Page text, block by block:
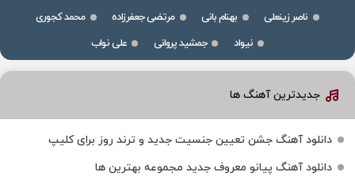
ناصر زینعلی
بهنام بانی مرتضی جعفرزاده
محمد کجوری
نیواد
جمشید پروانی علی نواب
جدیدترین آهنگ ها
دانلود آهنگ جشن تعیین جنسیت جدید و ترند روز برای کلیپ
دانلود آهنگ پیانو معروف جدید مجموعه بهترین ها